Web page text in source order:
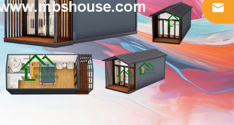
0106756
+861862
0106756
sales@
mbshou
se.com